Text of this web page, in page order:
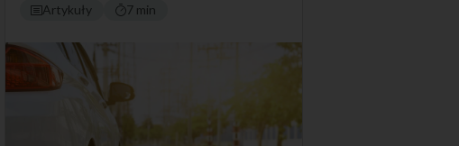
Artykuły 7 min